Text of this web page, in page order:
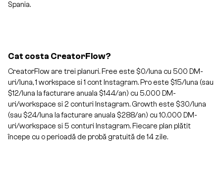
Spania.
Cat costa CreatorFlow?
CreatorFlow are trei planuri. Free este $0/luna cu 500 DM-
uri/luna, 1 workspace si 1 cont Instagram. Pro este $15/luna (sau
$12/luna la facturare anuala $144/an) cu 5.000 DM-
uri/workspace si 2 conturi Instagram. Growth este $30/luna
(sau $24/luna la facturare anuala $288/an) cu 10.000 DM-
uri/workspace si 5 conturi Instagram. Fiecare plan plătit
începe cu o perioadă de probă gratuită de 14 zile.